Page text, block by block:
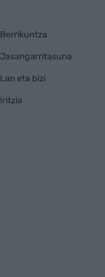
Berrikuntza
Jasangarritasuna
Lan eta bizi
Iritzia